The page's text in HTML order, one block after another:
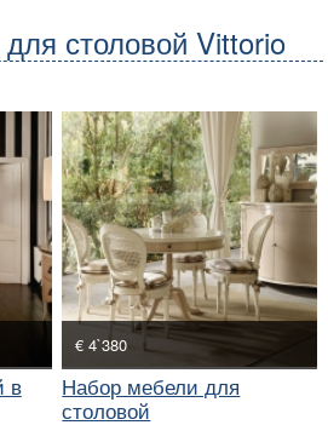
столовой Vittorio
в
€ 4`380
Набор мебели для
столовой